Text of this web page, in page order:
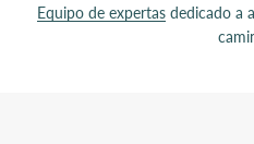
Equipo de expertasdedicado a